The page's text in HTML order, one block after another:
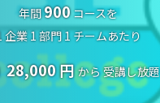
年間900コースを
企業 1 部門 1 チームあたり
28,000 円 から受講し放題